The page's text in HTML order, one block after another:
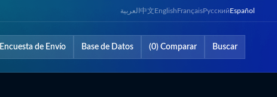
العربية 中文EnglishFrançaisРусскийEspañol
Encuesta de Envío Base de Datos (0) Comparar Buscar